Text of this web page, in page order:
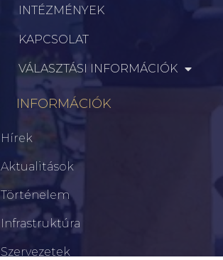
INTÉZMÉNYEK
KAPCSOLAT
VÁLASZTÁSI INFORMÁCIÓK
INFORMÁCIÓK
Hírek
Aktualitások
Történelem
Infrastruktúra
Szervezetek